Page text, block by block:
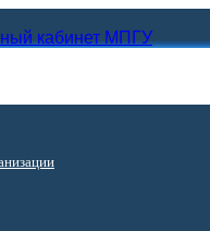
кабинет МПГУ